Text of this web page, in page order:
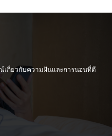
เกี่ยวกับความฝันและการนอนที่ดี